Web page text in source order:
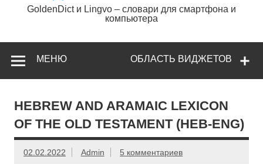
GoldenDict и Lingvo – словари для смартфона и
компьютера
ОБЛАСТЬ ВИДЖЕТОВ
МЕНЮ
HEBREW AND ARAMAIC LEXICON
OF THE OLD TESTAMENT (HEB-ENG)
02.02.2022 Admin 5 комментариев